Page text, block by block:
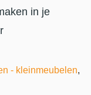
in je
- kleinmeubelen,